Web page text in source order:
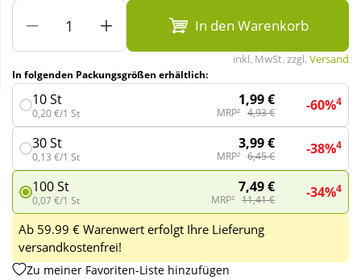
Tierbedarf
Wellness
In den Warenkorb
inkl. MwSt. zzgl.Versand
In folgenden Packungsgrößen erhältlich:
10 St
0,20 €/1 St
1,99 €
MRP² 4,93 € -60%4
30 St
0,13 €/1 St
3,99 €
MRP² 6,45 € -38%4
100 St
0,07 €/1 St
7,49 €
MRP² 11,41 € -34%4
Ab 59.99 € Warenwert erfolgt Ihre Lieferung
versandkostenfrei!
Zu meiner Favoriten-Liste hinzufügen